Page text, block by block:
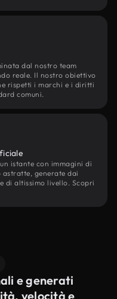
dal nostro team
reale. Il nostro obiettivo
rispetti i marchi e i diritti
comuni.
istante con immagini di
generate dai
di altissimo livello. Scopri
e generati
velocità e